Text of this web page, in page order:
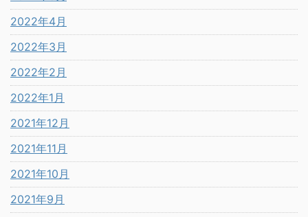
2022年4月
2022年3月
2022年2月
2022年1月
2021年12月
2021年11月
2021年10月
2021年9月